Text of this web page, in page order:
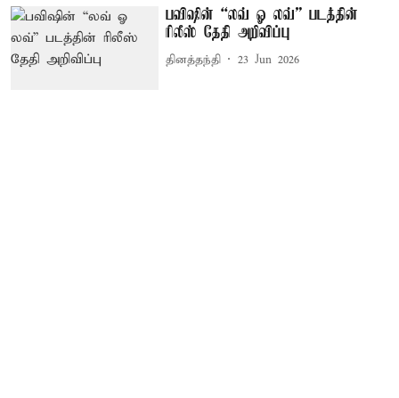
பவிஷின் “லவ் ஓ லவ்” படத்தின்
ரிலீஸ் தேதி அறிவிப்பு
தினத்தந்தி 23 Jun 2026